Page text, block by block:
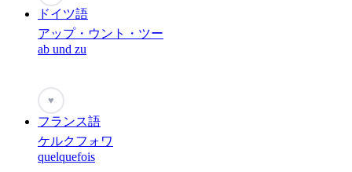
ドイツ語
アップ・ウント・ツー
ab und zu
♥
フランス語
ケルクフォワ
quelquefois